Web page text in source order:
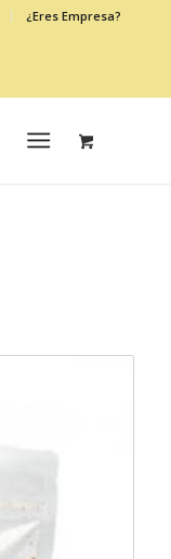
¿Eres Empresa?